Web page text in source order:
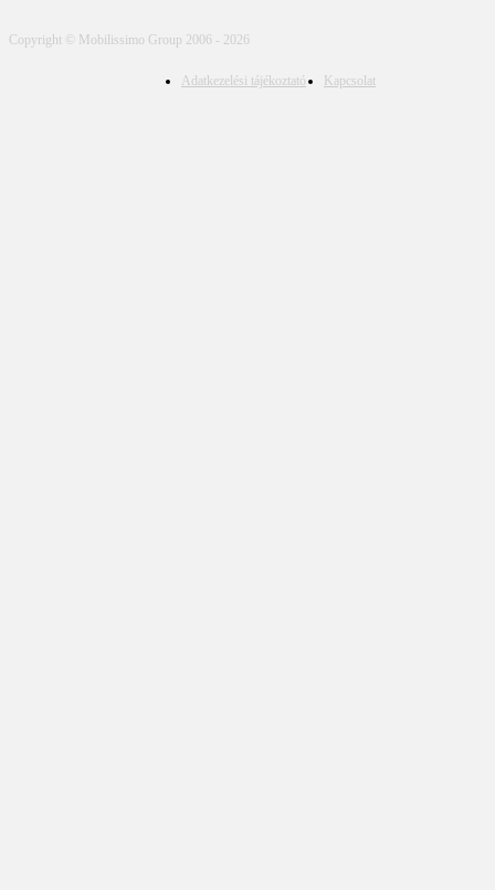
Copyright © Mobilissimo Group 2006 - 2026
Adatkezelési tájékoztató Kapcsolat